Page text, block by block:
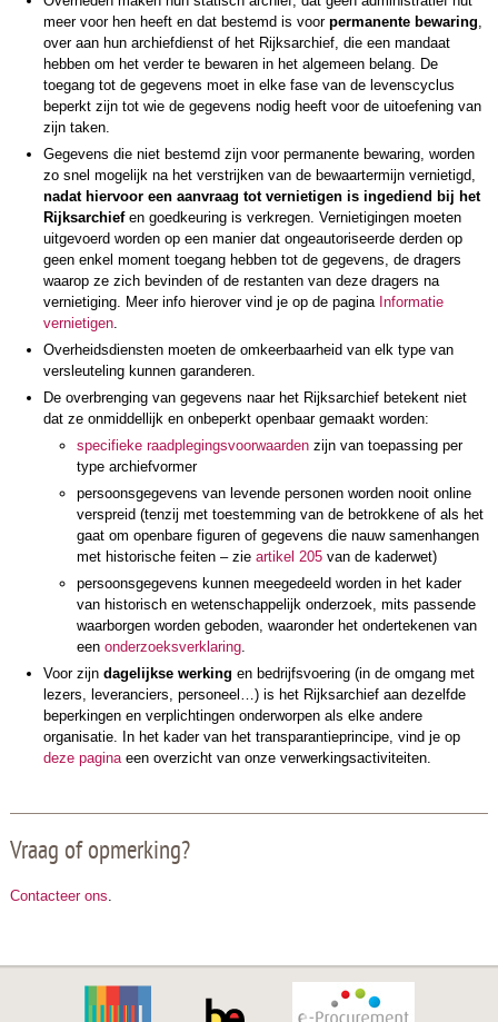
meer voor hen heeft en dat bestemd is voor permanente bewaring
over aan hun archiefdienst of het Rijksarchief, die een mandaat
hebben om het verder te bewaren in het algemeen belang. De
toegang tot de gegevens moet in elke fase van de levenscyclus
beperkt zijn tot wie de gegevens nodig heeft voor de uitoefening van
zijn taken.
Gegevens die niet bestemd zijn voor permanente bewaring, worden
zo snel mogelijk na het verstrijken van de bewaartermijn vernietigd,
nadat hiervoor een aanvraag tot vernietigen is ingediend bij het
Rijksarchief en goedkeuring is verkregen. Vernietigingen moeten
uitgevoerd worden op een manier dat ongeautoriseerde derden op
geen enkel moment toegang hebben tot de gegevens, de dragers
waarop ze zich bevinden of de restanten van deze dragers na
vernietiging. Meer info hierover vind je op de pagina Informatie
vernietigen.
Overheidsdiensten moeten de omkeerbaarheid van elk type van
versleuteling kunnen garanderen.
De overbrenging van gegevens naar het Rijksarchief betekent niet
dat ze onmiddellijk en onbeperkt openbaar gemaakt worden:
specifieke raadplegingsvoorwaardenzijn van toepassing per
type archiefvormer
persoonsgegevens van levende personen worden nooit online
verspreid (tenzij met toestemming van de betrokkene of als het
gaat om openbare figuren of gegevens die nauw samenhangen
met historische feiten – zie artikel 205van de kaderwet)
persoonsgegevens kunnen meegedeeld worden in het kader
van historisch en wetenschappelijk onderzoek, mits passende
waarborgen worden geboden, waaronder het ondertekenen van
een onderzoeks­verkla­ring.
Voor zijn dagelijkse werking en bedrijfsvoering (in de omgang met
lezers, leveranciers, personeel…) is het Rijksarchief aan dezelfde
beperkingen en verplichtingen onderworpen als elke andere
organisatie. In het kader van het transparantieprincipe, vind je op
deze paginaeen overzicht van onze verwerkingsactiviteiten.
Vraag of opmerking?
Contacteer ons